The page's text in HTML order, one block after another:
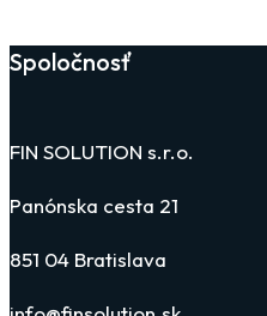
Spoločnosť
FIN SOLUTION s.r.o.
Panónska cesta 21
851 04 Bratislava